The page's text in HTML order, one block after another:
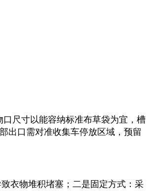
口尺寸以能容纳标准布草袋为宜，槽
出口需对准收集车停放区域，预留
衣物堆积堵塞；二是固定方式：采